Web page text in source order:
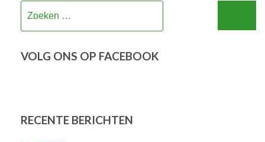
VOLG ONS OP FACEBOOK
RECENTE BERICHTEN